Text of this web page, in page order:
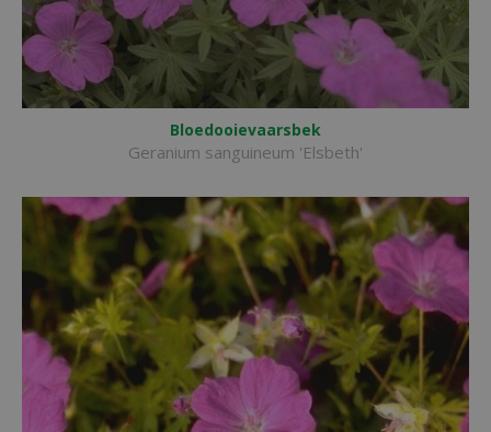
Bloedooievaarsbek
Geranium sanguineum 'Elsbeth'